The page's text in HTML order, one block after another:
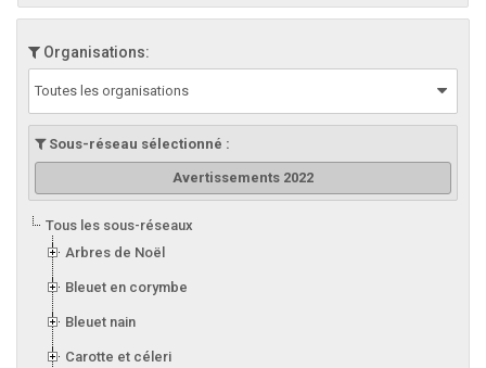
Organisations:
Toutes les organisations
Sous-réseau sélectionné :
Avertissements 2022
Tous les sous-réseaux
Arbres de Noël
Bleuet en corymbe
Bleuet nain
Carotte et céleri